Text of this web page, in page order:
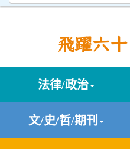
飛躍六
法律/政治
文/史/哲/期刊